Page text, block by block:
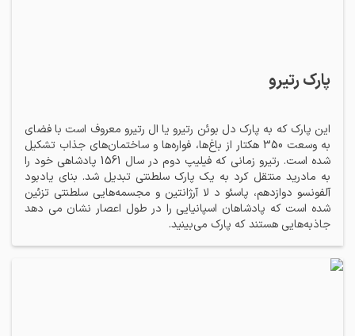
پارک رتیرو
این پارک که به پارک دل بوئن رتیرو یا ال رتیرو معروف است با فضای
به وسعت 350 هکتار از باغ‌ها، فواره‌ها و ساختمان‌های جذاب تشکیل
شده است. رتیرو زمانی که فیلیپ دوم در سال 1561 پادشاهی خود را
به مادرید منتقل کرد به یک پارک سلطنتی تبدیل شد. بنای یادبود
آلفونسو دوازدهم، پاسئو د لا آرژانتین و مجسمه‌هایی سلطنتی تزئین
شده است که پادشاهان اسپانیایی را در طول اعصار نشان می دهد
جاذبه‌هایی هستند که پارک می‌بینید.